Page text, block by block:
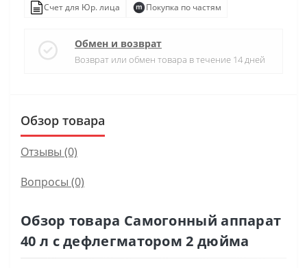
Счет для Юр. лица
Покупка по частям
Обмен и возврат
Возврат или обмен товара в течение 14 дней
Обзор товара
Отзывы (0)
Вопросы (0)
Обзор товара Самогонный аппарат
40 л с дефлегматором 2 дюйма